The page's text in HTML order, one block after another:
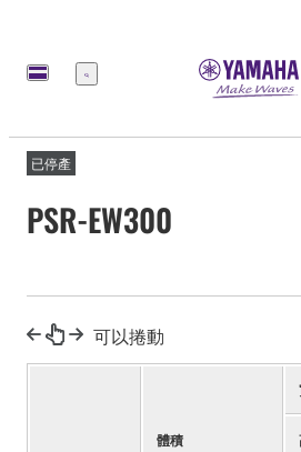
選
已停產
PSR-EW300
可以捲動
體積